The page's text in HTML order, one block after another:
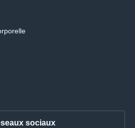
sociaux